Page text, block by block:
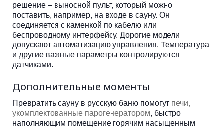
решение – выносной пульт, который можно
поставить, например, на входе в сауну. Он
соединяется с каменкой по кабелю или
беспроводному интерфейсу. Дорогие модели
допускают автоматизацию управления. Температура
и другие важные параметры контролируются
датчиками.
Дополнительные моменты
Превратить сауну в русскую баню помогут печи,
укомплектованные парогенератором, быстро
наполняющим помещение горячим насыщенным